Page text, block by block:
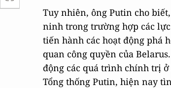
Tuy nhiên, ông Putin cho
ninh trong trường hợp các
tiến hành các hoạt động phá
quan công quyền của
động các quá trình chính trị
Tổng thống Putin, hiện nay